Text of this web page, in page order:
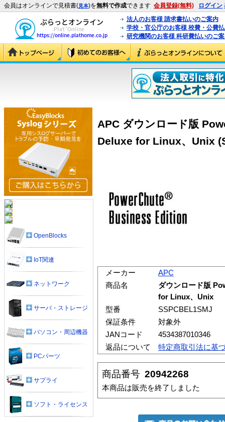
会員はオンラインで見積書(見本)を無料で作成できます 会員登録(無料) ログイン
法人のお客様 請求書払いのご案内
学校・官公庁のお客様 校費・公費
研究機関のお客様 科研費払いのご
APC ダウンロード版
Deluxe for Linux、Unix
メーカー
APC
商品名
ダウンロード版
for Linux、Unix
型番
SSPCBEL1SMJ
保証条件
対象外
JANコード
4534387010346
返品について
特定商取引法に基
商品番号 20942268
本商品は販売を終了しました
OpenBlocks
IoT関連
ネットワーク
サーバ・ストレージ
パソコン・周辺機器
PCパーツ
サプライ
ソフト・ライセンス